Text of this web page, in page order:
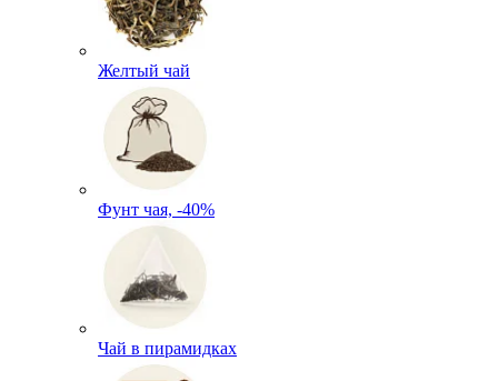
Желтый чай
Фунт чая, -40%
Чай в пирамидках